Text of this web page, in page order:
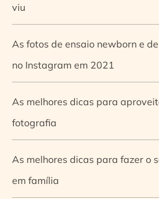
viu
As fotos de ensaio newborn e
no Instagram em 2021
As melhores dicas para
fotografia
As melhores dicas para fazer o
em família